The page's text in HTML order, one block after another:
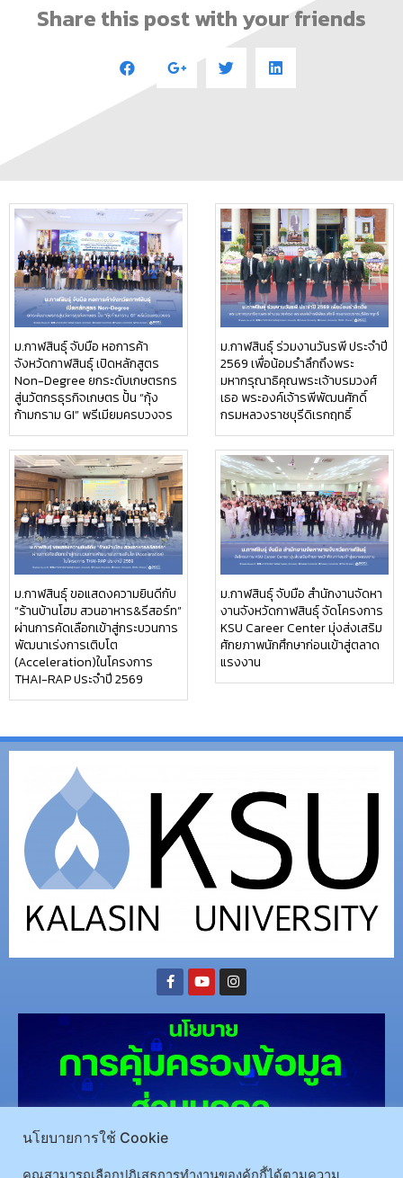
Share this post with your friends
ม.กาฬสินธุ์ จับมือ หอการค้า
จังหวัดกาฬสินธุ์ เปิดหลักสูตร
Non-Degree ยกระดับเกษตรกร
สู่นวัตกรธุรกิจเกษตร ปั้น “กุ้ง
ก้ามกราม GI” พรีเมียมครบวงจร
ม.กาฬสินธุ์ ร่วมงานวันรพี ประจำปี
2569 เพื่อน้อมรำลึกถึงพระ
มหากรุณาธิคุณพระเจ้าบรมวงศ์
เธอ พระองค์เจ้ารพีพัฒนศักดิ์
กรมหลวงราชบุรีดิเรกฤทธิ์
ม.กาฬสินธุ์ ขอแสดงความยินดีกับ
“ร้านบ้านโฮม สวนอาหาร&รีสอร์ท”
ผ่านการคัดเลือกเข้าสู่กระบวนการ
พัฒนาเร่งการเติบโต
(Acceleration)ในโครงการ
THAI-RAP ประจำปี 2569
ม.กาฬสินธุ์ จับมือ สำนักงานจัดหา
งานจังหวัดกาฬสินธุ์ จัดโครงการ
KSU Career Center มุ่งส่งเสริม
ศักยภาพนักศึกษาก่อนเข้าสู่ตลาด
แรงงาน
นโยบายการใช้ Cookie